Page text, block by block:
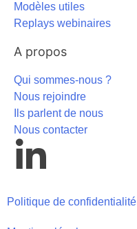
Modèles utiles
Replays webinaires
A propos
Qui sommes-nous ?
Nous rejoindre
Ils parlent de nous
Nous contacter
Politique de confidentialité